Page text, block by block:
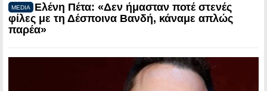
MEDIA
Ελένη Πέτα: «Δεν ήμασταν ποτέ στενές
φίλες με τη Δέσποινα Βανδή, κάναμε απλώς
παρέα»